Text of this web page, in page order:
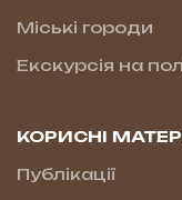
Міські городи
Екскурсія на
КОРИСНІ
Публікації